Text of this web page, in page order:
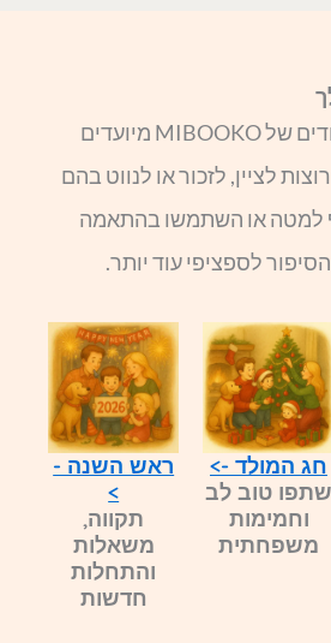
סיפורי הרגעים המיוחדים של MIBOOKO מיועדים
לציין, לזכור או לנווט בהם
למטה או השתמשו בהתאמה
לספציפי עוד יותר.
חג המולד ->
משפחתית
ראש השנה -
>
תקווה,
משאלות
והתחלות
חדשות